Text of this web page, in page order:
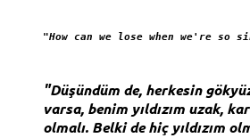
"How can we lose when we're so
"Düşündüm de, herkesin
varsa, benim yıldızım uzak,
olmalı. Belki de hiç yıldızım